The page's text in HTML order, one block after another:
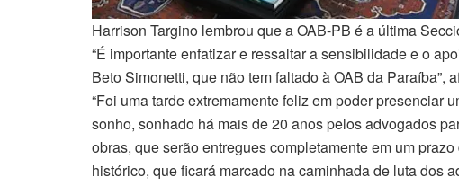
Harrison Targino lembrou que a OAB-PB é a última
“É importante enfatizar e ressaltar a sensibilidade e o
Beto Simonetti, que não tem faltado à OAB da Paraíba”,
“Foi uma tarde extremamente feliz em poder presenciar
sonho, sonhado há mais de 20 anos pelos advogados
obras, que serão entregues completamente em um
histórico, que ficará marcado na caminhada de luta dos